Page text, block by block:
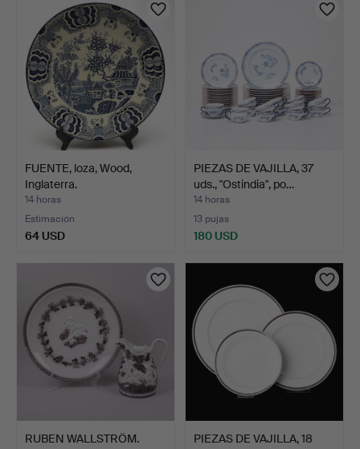
FUENTE, loza, Wood,
Inglaterra.
14 horas
Estimación
64 USD
PIEZAS DE VAJILLA, 37
uds., "Ostindia", po…
14 horas
13 pujas
180 USD
RUBEN WALLSTRÖM.
PIEZAS DE VAJILLA, 18